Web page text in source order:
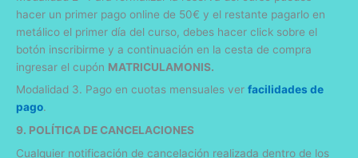
hacer un primer pago online de 50€ y el restante pagarlo en
metálico el primer día del curso, debes hacer click sobre el
botón inscribirme y a continuación en la cesta de compra
ingresar el cupón MATRICULAMONIS.
Modalidad 3. Pago en cuotas mensuales ver facilidades de
pago.
9. POLÍTICA DE CANCELACIONES
Cualquier notificación de cancelación realizada dentro de los